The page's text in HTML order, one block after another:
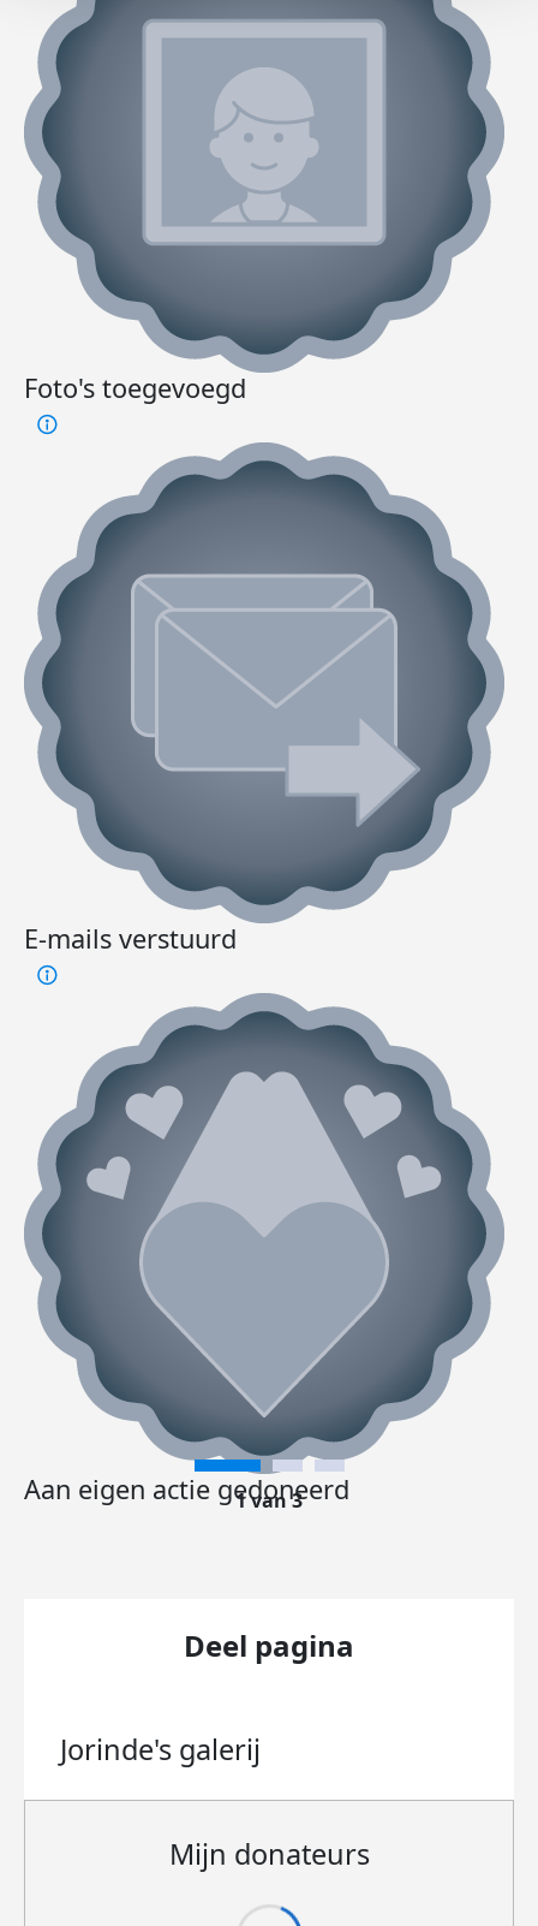
Foto's toegevoegd
E-mails verstuurd
Aan eigen actie gedoneerd
1 van 3
Deel pagina
Jorinde's galerij
Mijn donateurs